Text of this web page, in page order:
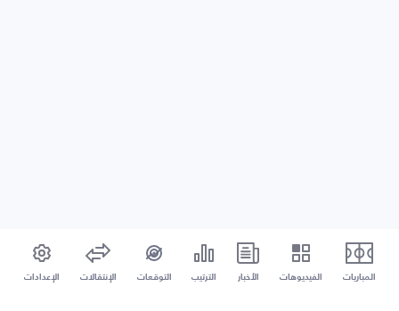
المباريات الفيديوهات الأخبار الترتيب التوقعات الإنتقالات الإعدادات